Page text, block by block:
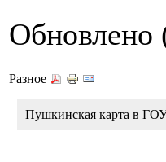
Обновлено
Разное
Пушкинская карта в